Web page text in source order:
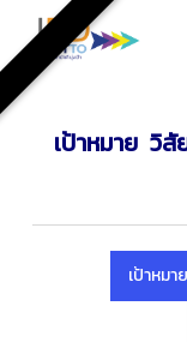
main
content
เป้าหมาย วิ
เป้าหมา